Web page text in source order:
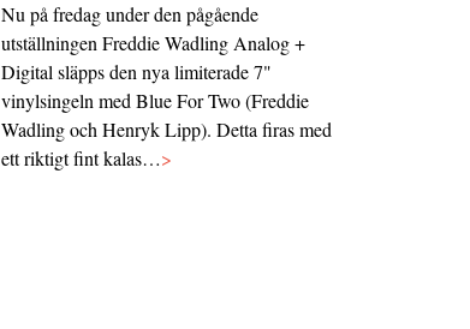
Nu på fredag under den pågående
utställningen Freddie Wadling Analog +
Digital släpps den nya limiterade 7"
vinylsingeln med Blue For Two (Freddie
Wadling och Henryk Lipp). Detta firas med
ett riktigt fint kalas…>